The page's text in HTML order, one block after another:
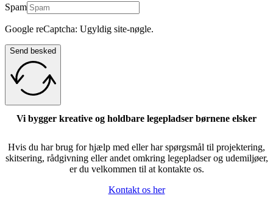
Spam
Google reCaptcha: Ugyldig site-nøgle.
Send besked
Vi bygger kreative og holdbare legepladser børnene elsker
Hvis du har brug for hjælp med eller har spørgsmål til projektering,
skitsering, rådgivning eller andet omkring legepladser og udemiljøer,
er du velkommen til at kontakte os.
Kontakt os her